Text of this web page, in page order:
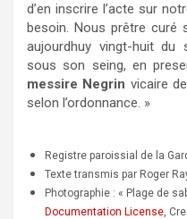
d’en inscrire l’acte sur
besoin. Nous prêtre curé
aujourdhuy vingt-huit
sous son seing, en
messire Negrin vicaire
selon l’ordonnance. »
Registre paroissial de la
Texte transmis par Roger
Photographie : « Plage de
Documentation License,